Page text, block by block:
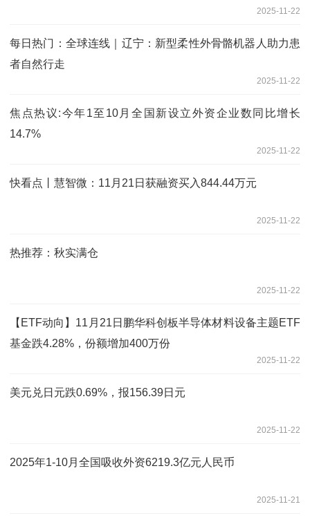
2025-11-22
每日热门：全球连线｜辽宁：新型柔性外骨骼机器人助力患
者自然行走
2025-11-22
焦点热议:今年1至10月全国新设立外资企业数同比增长
14.7%
2025-11-22
快看点丨慧智微：11月21日获融资买入844.44万元
2025-11-22
热推荐：秋实满仓
2025-11-22
【ETF动向】11月21日鹏华科创板半导体材料设备主题ETF
基金跌4.28%，份额增加400万份
2025-11-22
美元兑日元跌0.69%，报156.39日元
2025-11-22
2025年1-10月全国吸收外资6219.3亿元人民币
2025-11-21